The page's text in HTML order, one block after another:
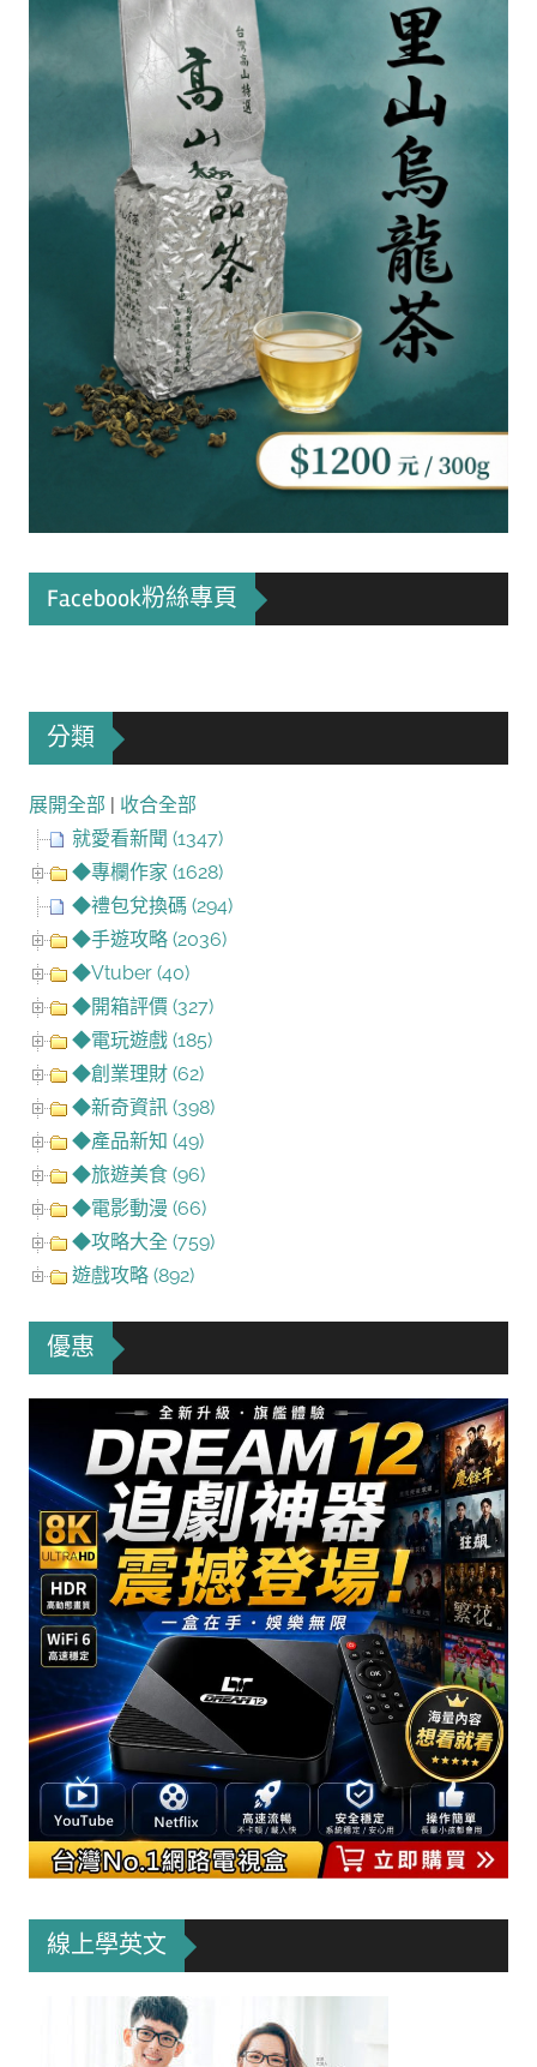
Facebook粉絲專頁
分類
展開全部
收合全部
就愛看新聞 (1347)
◆專欄作家 (1628)
◆禮包兌換碼 (294)
◆手遊攻略 (2036)
◆Vtuber (40)
◆開箱評價 (327)
◆電玩遊戲 (185)
◆創業理財 (62)
◆新奇資訊 (398)
◆產品新知 (49)
◆旅遊美食 (96)
◆電影動漫 (66)
◆攻略大全 (759)
遊戲攻略 (892)
優惠
線上學英文